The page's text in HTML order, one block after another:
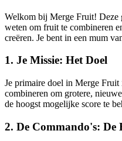
Welkom bij Merge Fruit! Deze
weten om fruit te combineren
creëren. Je bent in een mum
1. Je Missie: Het Doel
Je primaire doel in Merge
combineren om grotere,
de hoogst mogelijke score te
2. De Commando's: De